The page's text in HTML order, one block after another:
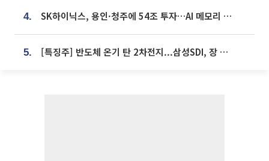
4. SK하이닉스, 용인·청주에 54조 투자…AI 메모리 생산기지 키운다
5. [특징주] 반도체 온기 탄 2차전지...삼성SDI, 장 초반 7% 넘게 껑충